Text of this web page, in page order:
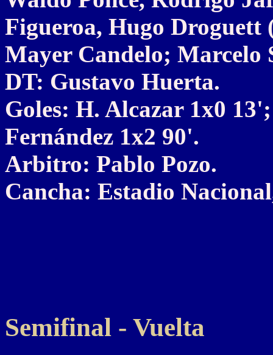
Figueroa, Hugo
Mayer Candelo; Marcelo
DT: Gustavo Huerta.
Goles: H. Alcazar 1x0
Fernández 1x2 90'.
Arbitro: Pablo Pozo.
Cancha: Estadio
Semifinal - Vuelta